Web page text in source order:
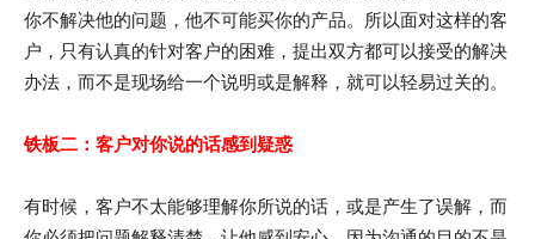
你不解决他的问题，他不可能买你的产品。所以面对这样的客
户，只有认真的针对客户的困难，提出双方都可以接受的解决
办法，而不是现场给一个说明或是解释，就可以轻易过关的。
铁板二：客户对你说的话感到疑惑
有时候，客户不太能够理解你所说的话，或是产生了误解，而